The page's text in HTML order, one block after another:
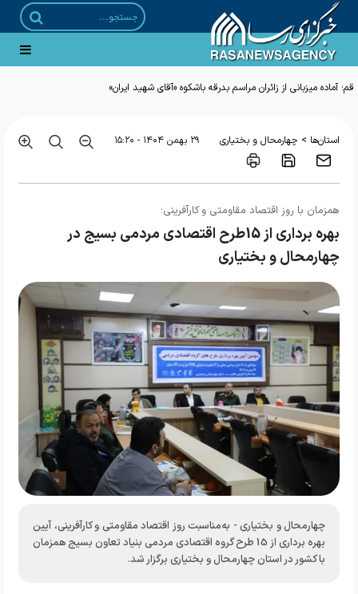
قم؛ آماده میزبانی از زائران مراسم بدرقه باشکوه «آقای شهید ایران»
استان‌ها > چهارمحال و بختیاری ۲۹ بهمن ۱۴۰۴ - ۱۵:۲۰
همزمان با روز اقتصاد مقاومتی و کارآفرینی؛
بهره برداری از 15طرح اقتصادی مردمی بسیج در
چهارمحال و بختیاری
چهارمحال و بختیاری - به‌مناسبت روز اقتصاد مقاومتی و کارآفرینی، آیین
بهره برداری از 15 طرح گروه اقتصادی مردمی بنیاد تعاون بسیج همزمان
با کشور در استان چهارمحال و بختیاری برگزار شد.